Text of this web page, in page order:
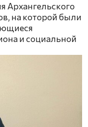
Архангельского
на которой были
и социальной